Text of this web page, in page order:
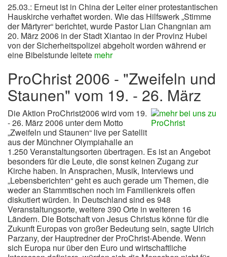
25.03.: Erneut ist in China der Leiter einer protestantischen
Hauskirche verhaftet worden. Wie das Hilfswerk „Stimme
der Märtyrer“ berichtet, wurde Pastor Lian Changnian am
20. März 2006 in der Stadt Xiantao in der Provinz Hubei
von der Sicherheitspolizei abgeholt worden während er
eine Bibelstunde leitete mehr
ProChrist 2006 - "Zweifeln und
Staunen" vom 19. - 26. März
Die Aktion ProChrist2006 wird vom 19.
- 26. März 2006 unter dem Motto
„Zweifeln und Staunen“ live per Satellit
aus der Münchner Olympiahalle an
1.250 Veranstaltungsorten übertragen. Es ist an Angebot
besonders für die Leute, die sonst keinen Zugang zur
Kirche haben. In Ansprachen, Musik, Interviews und
„Lebensberichten“ geht es auch gerade um Themen, die
weder an Stammtischen noch im Familienkreis offen
diskutiert würden. In Deutschland sind es 948
Veranstaltungsorte, weitere 390 Orte in weiteren 16
Ländern. Die Botschaft von Jesus Christus könne für die
Zukunft Europas von großer Bedeutung sein, sagte Ulrich
Parzany, der Hauptredner der ProChrist-Abende. Wenn
sich Europa nur über den Euro und wirtschaftliche